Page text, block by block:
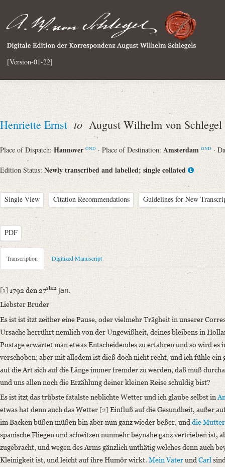
[Version-01-22]
Henriette Ernst to August Wilhelm von Schlegel
Place of Dispatch: Hannover GND · Place of Destination: Amsterdam GND ·
Edition Status: Newly transcribed and labelled; single collated
Single View Citation Recommendations Guidelines for New
PDF
Metadata Concerning Header
Sender: Henriette Ernst
Recipient: August Wilhelm von Schlegel
Place of Dispatch: Hannover
Place of Destination: Amsterdam GND
Date: 27.01.1792
Notations: Absende- und Empfangsort erschlossen.
Manuscript
Provider: Dresden, Sächsische Landesbibliothek - Staats- und
OAI Id: DE-1a-33449
Classification Number: Mscr.Dresd.e.90,XIX,Bd.7,Nr.54
Number of Pages: 4S. auf Doppelbl. u. 2 S., hs. m. U
Format: 23,4 x 19,2 cm; 16,1 x 10,8 cm
Incipit: „[1] 1792 den 27sten Jan.
Liebster Bruder
Es ist ist itzt zeither eine Pause, oder vielmehr Trägheit in unserer
Transcription Digitized Manuscript
[1] 1792 den 27sten Jan.
Liebster Bruder
Es ist ist itzt zeither eine Pause, oder vielmehr Trägheit in unserer
Ursache herrührt nemlich von der Ungewißheit, deines bleibens in
Postage erwartet man etwas Entscheidendes zu erfahren und so wird es
verschoben; aber mit alledem ist dieß doch nicht recht, und ich fühle ein
auf die Art sich auf die Länge immer fremder zu werden, daß muß
und uns allen noch die Erzählung deiner kleinen Reise schuldig bist?
Es ist itzt das trübste fatalste neblichte Wetter und ich glaube selbst in
etwas hat denn auch das Wetter [2] Einfluß auf die Gesundheit, außer
im Backen büßen müßen bin aber nun ganz wieder beßer, und die Mutter
spanische Fliegen und schwitzen nunmehr beynahe ganz vertrieben ist,
zugebracht, und wegen des Arms gänzlich unthätig welches denn auch
Kleinigkeit ist, und leicht auf ihre Humör wirkt. Mein Vaterund Carl